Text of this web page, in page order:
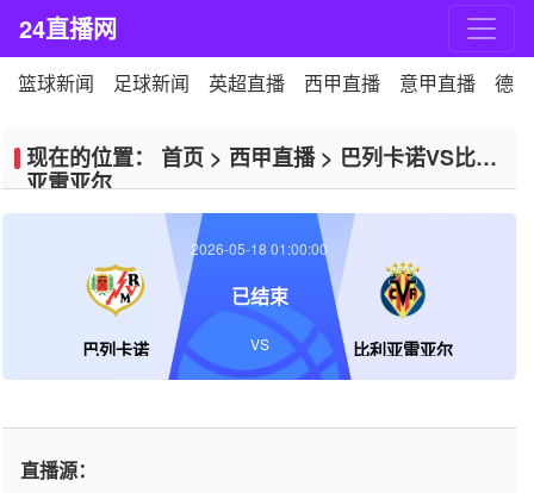
24直播网
篮球新闻 足球新闻 英超直播 西甲直播 意甲直播 德
现在的位置： 首页 > 西甲直播> 巴列卡诺VS比利
亚雷亚尔
巴列卡诺 比利亚雷亚尔
2026-05-18 01:00:00
已结束
VS
直播源：